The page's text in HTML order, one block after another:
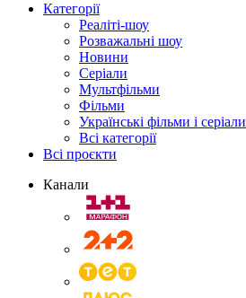
Категорії
Реаліті-шоу
Розважальні шоу
Новини
Серіали
Мультфільми
Фільми
Українські фільми і серіали
Всі категорії
Всі проєкти
Канали